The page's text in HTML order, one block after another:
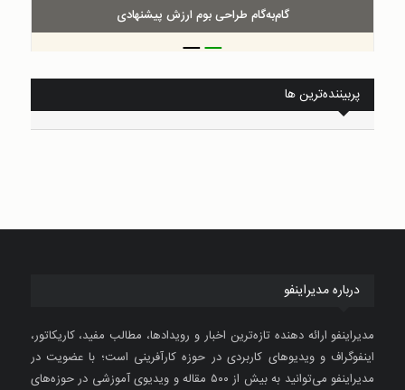
گام‌به‌گام طراحی بوم ارزش پیشنهادی
__
پربیننده‌ترین ها
درباره مدیراینفو
مدیراینفو ارائه دهنده تازه‌ترین اخبار و رویدادها، مطالب مفید، کاریکاتور،
اینفوگراف و ویدیوهای کاربردی در حوزه کارآفرینی است؛ با عضویت در
مدیراینفو می‌توانید به بیش از ۵۰۰ مقاله و ویدیوی آموزشی در حوزه‌های